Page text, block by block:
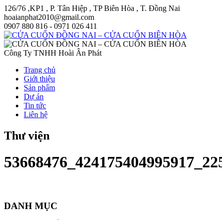
126/76 ,KP1 , P. Tân Hiệp , TP Biên Hòa , T. Đồng Nai
hoaianphat2010@gmail.com
0907 880 816 - 0971 026 411
Công Ty TNHH Hoài Ân Phát
Trang chủ
Giới thiệu
Sản phẩm
Dự án
Tin tức
Liên hệ
Thư viện
DANH MỤC